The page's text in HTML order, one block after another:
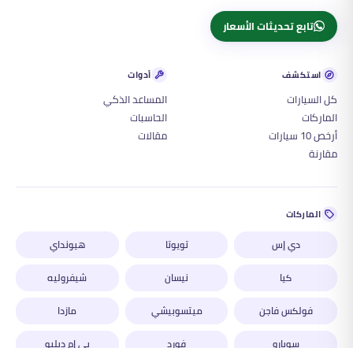
تابع تحديثات الأسعار
استكشف
كل السيارات
الماركات
أرخص 10 سيارات
مقارنة
أدوات
المساعد الذكي
الحاسبات
مقالات
الماركات
دي إس تويوتا
هيونداي
كيا
نيسان
شيفروليه
فولكس فاجن
ميتسوبيشي
مازدا
سوبارو
فورد بي إم دبليو